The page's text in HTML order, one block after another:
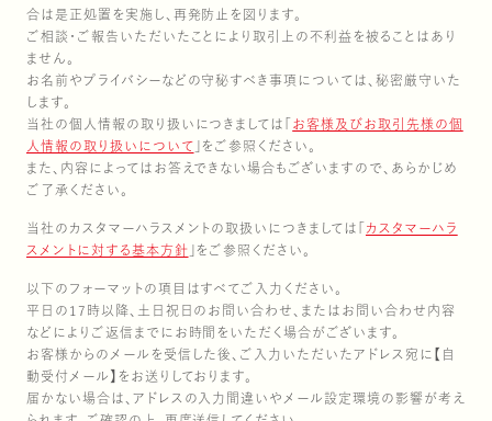
雪国ぶなしめじ
気をつけたい・・・
環境への取り組
コーポレート・ガバナン
拠点一覧
合は是正処置を実施し、再発防止を図ります。
ご相談・ご報告いただいたことにより取引上の不利益を被ることはあり
ません。
お名前やプライバシーなどの守秘すべき事項については、秘密厳守いた
します。
当社の個人情報の取り扱いにつきましては「 お客様及びお取引先様の個
人情報の取り扱いについて 」をご参照ください。
また、内容によってはお答えできない場合もございますので、あらかじめ
ご了承ください。
当社のカスタマーハラスメントの取扱いにつきましては「 カスタマーハラ
スメントに対する基本方針 」をご参照ください。
以下のフォーマットの項目はすべてご入力ください。
平日の17時以降、土日祝日のお問い合わせ、またはお問い合わせ内容
などによりご返信までにお時間をいただく場合がございます。
お客様からのメールを受信した後、ご入力いただいたアドレス宛に【自
動受付メール】をお送りしております。
届かない場合は、アドレスの入力間違いやメール設定環境の影響が考え